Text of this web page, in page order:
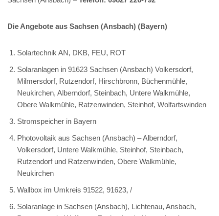
Die Angebote aus Sachsen (Ansbach) (Bayern)
Solartechnik AN, DKB, FEU, ROT
Solaranlagen in 91623 Sachsen (Ansbach) Volkersdorf,
Milmersdorf, Rutzendorf, Hirschbronn, Büchenmühle,
Neukirchen, Alberndorf, Steinbach, Untere Walkmühle,
Obere Walkmühle, Ratzenwinden, Steinhof, Wolfartswinden
Stromspeicher in Bayern
Photovoltaik aus Sachsen (Ansbach) – Alberndorf,
Volkersdorf, Untere Walkmühle, Steinhof, Steinbach,
Rutzendorf und Ratzenwinden, Obere Walkmühle,
Neukirchen
Wallbox im Umkreis 91522, 91623, /
Solaranlage in Sachsen (Ansbach), Lichtenau, Ansbach,